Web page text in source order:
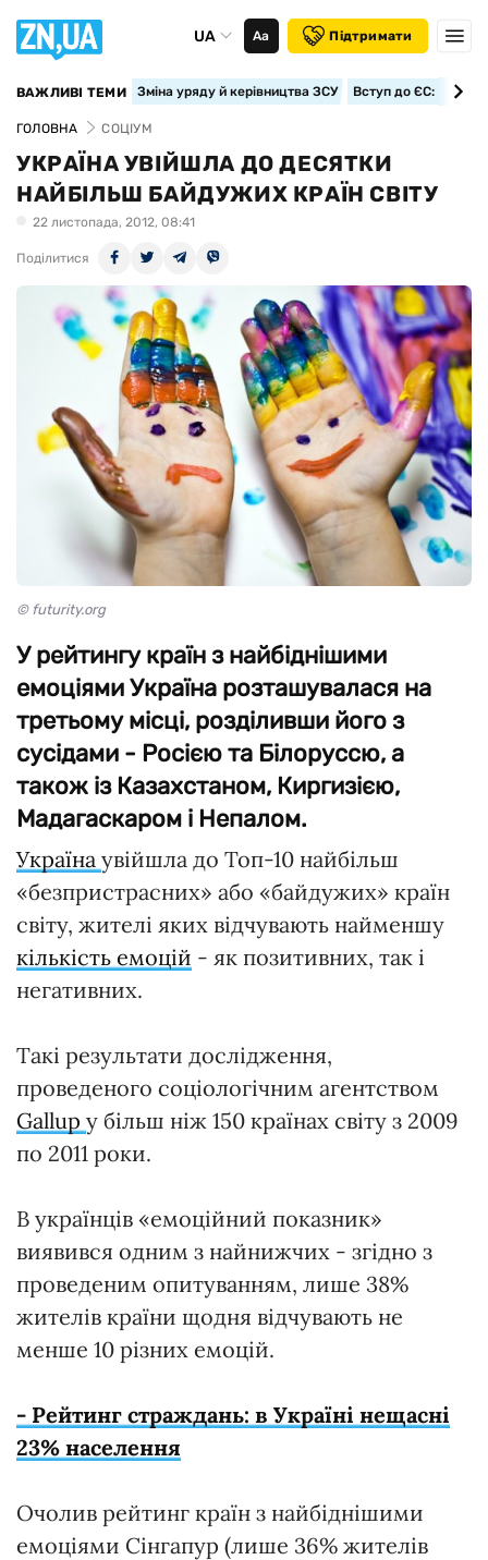
UA Аа Підтримати
ВАЖЛИВІ ТЕМИ Зміна уряду й керівництва ЗСУ Вступ до ЄС:
ГОЛОВНА СОЦІУМ
УКРАЇНА УВІЙШЛА ДО ДЕСЯТКИ
НАЙБІЛЬШ БАЙДУЖИХ КРАЇН СВІТУ
22 листопада, 2012, 08:41
Поділитися
© futurity.org
У рейтингу країн з найбіднішими
емоціями Україна розташувалася на
третьому місці, розділивши його з
сусідами - Росією та Білоруссю, а
також із Казахстаном, Киргизією,
Мадагаскаром і Непалом.
Україна увійшла до Топ-10 найбільш
«безпристрасних» або «байдужих» країн
світу, жителі яких відчувають найменшу
кількість емоцій - як позитивних, так і
негативних.
Такі результати дослідження,
проведеного соціологічним агентством
Gallup у більш ніж 150 країнах світу з 2009
по 2011 роки.
В українців «емоційний показник»
виявився одним з найнижчих - згідно з
проведеним опитуванням, лише 38%
жителів країни щодня відчувають не
менше 10 різних емоцій.
- Рейтинг страждань: в Україні нещасні
23% населення
Очолив рейтинг країн з найбіднішими
емоціями Сінгапур (лише 36% жителів